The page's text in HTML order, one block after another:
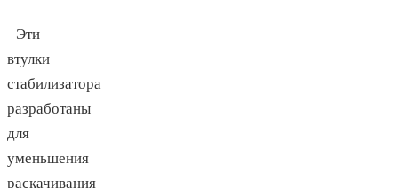
Эти
втулки
стабилизатора
разработаны
для
уменьшения
раскачивания